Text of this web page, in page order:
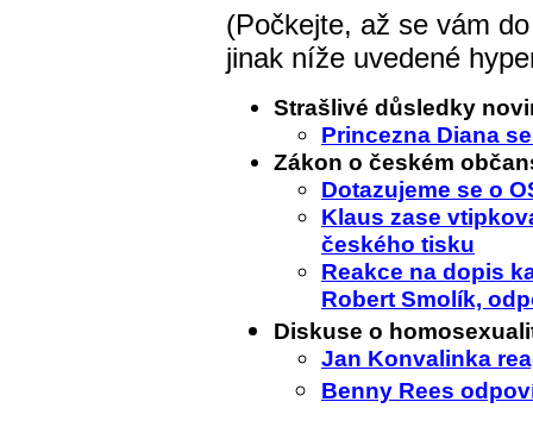
(Počkejte, až se vám
jinak níže uvedené
Strašlivé důsledky
Princezna Diana
Zákon o českém
Dotazujeme se o
Klaus zase
českého tisku
Reakce na dopis
Robert Smolík,
Diskuse o
Jan Konvalinka
Benny Rees